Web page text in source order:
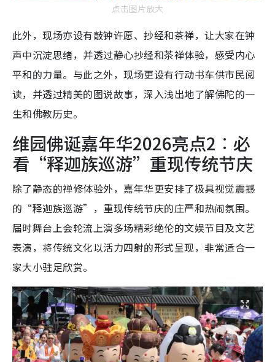
点击图片放大
此外，现场亦设有敲钟许愿、抄经和茶禅，让大家在钟
声中沉淀思绪，并透过静心抄经和茶禅体验，感受内心
平和的力量。与此之外，现场更设有行动书车供市民阅
读，并透过精美的图说故事，深入浅出地了解佛陀的一
生和佛教历史。
维园佛诞嘉年华2026亮点2︰必
看“释迦族巡游”重现传统节庆
除了静态的禅修体验外，嘉年华更安排了极具视觉震撼
的“释迦族巡游”，重现传统节庆的庄严和热闹氛围。
届时舞台上会轮流上演多场精彩绝伦的文娱节目及文艺
表演，将传统文化以活力四射的形式呈现，非常适合一
家大小驻足欣赏。